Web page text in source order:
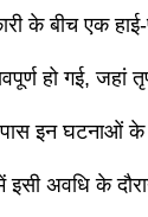
के बीच एक
हो गई, जहां
पास इन घटनाओं
इसी अवधि के